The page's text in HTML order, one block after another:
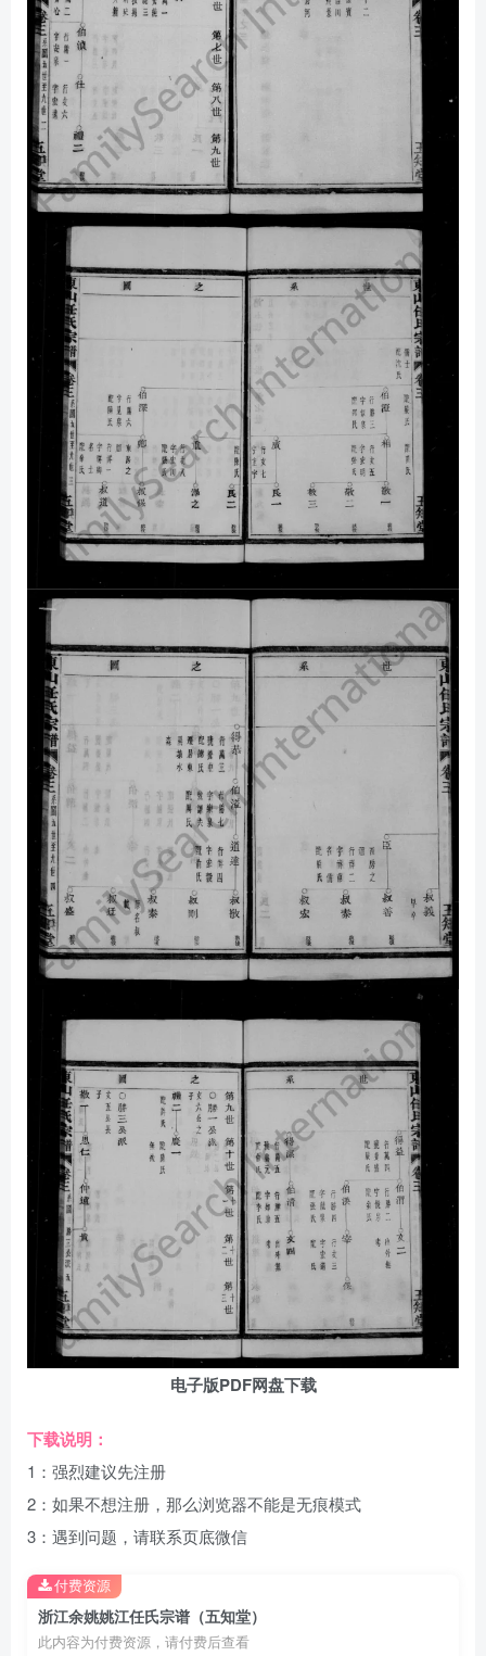
电子版PDF网盘下载
下载说明：
1：强烈建议先注册
2：如果不想注册，那么浏览器不能是无痕模式
3：遇到问题，请联系页底微信
浙江余姚姚江任氏宗谱（五知堂）
此内容为付费资源，请付费后查看
付费资源